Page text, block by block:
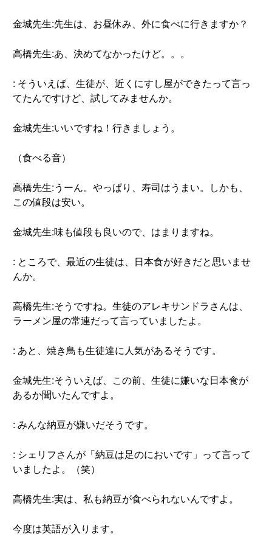
金城先生:先生は、お昼休み、外に食べに行きますか？
高橋先生:あ、決めてなかったけど。。。
: そういえば、生徒が、近くにすし屋ができたって言っ
てたんですけど、試してみませんか。
金城先生:いいですね！行きましょう。
（食べる音）
高橋先生:うーん。やっぱり、寿司はうまい。しかも、
この値段は安い。
金城先生:味も値段も良いので、はまりますね。
: ところで、最近の生徒は、日本食が好きだと思いませ
んか。
高橋先生:そうですね。生徒のアレキサンドラさんは、
ラーメン屋の常連だって言っていましたよ。
: あと、焼き鳥も生徒達に人気があるそうです。
金城先生:そういえば、この前、生徒に嫌いな日本食が
あるか聞いたんですよ。
: みんな納豆が嫌いだそうです。
: シェリフさんが「納豆は足のにおいです」って言って
いましたよ。（笑）
高橋先生:実は、私も納豆が食べられないんですよ。
今度は英語が入ります。